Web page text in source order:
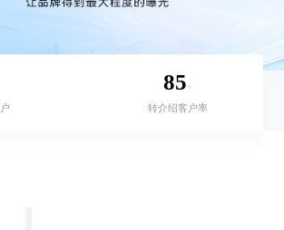
85+
转介绍客户率